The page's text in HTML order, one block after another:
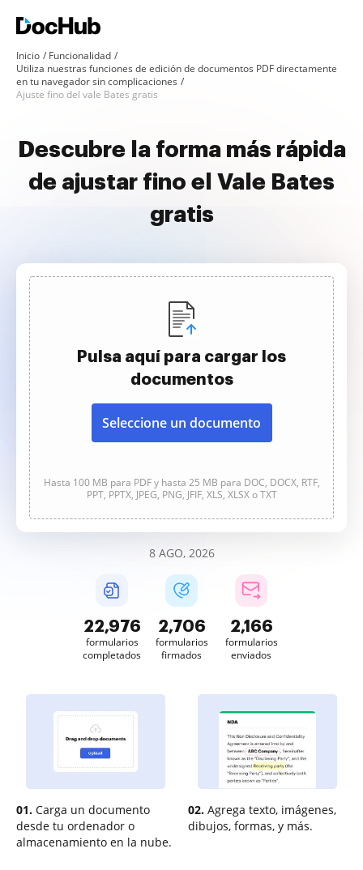
Inicio
Funcionalidad
Utiliza nuestras funciones de edición de documentos PDF directamente
en tu navegador sin complicaciones
Ajuste fino del vale Bates gratis
Descubre la forma más rápida
de ajustar fino el Vale Bates
gratis
Pulsa aquí para cargar los
documentos
Seleccione un documento
Hasta 100 MB para PDF y hasta 25 MB para DOC, DOCX, RTF,
PPT, PPTX, JPEG, PNG, JFIF, XLS, XLSX o TXT
8 AGO, 2026
22,977
formularios
completados
2,706
formularios
firmados
2,166
formularios
enviados
01. Carga un documento
desde tu ordenador o
almacenamiento en la nube.
02. Agrega texto, imágenes,
dibujos, formas, y más.